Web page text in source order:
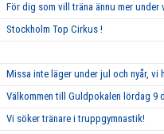
För dig som vill träna ännu mer under
Stockholm Top Cirkus !
Missa inte läger under jul och nyår, vi
Välkommen till Guldpokalen lördag 9
Vi söker tränare i truppgymnastik!